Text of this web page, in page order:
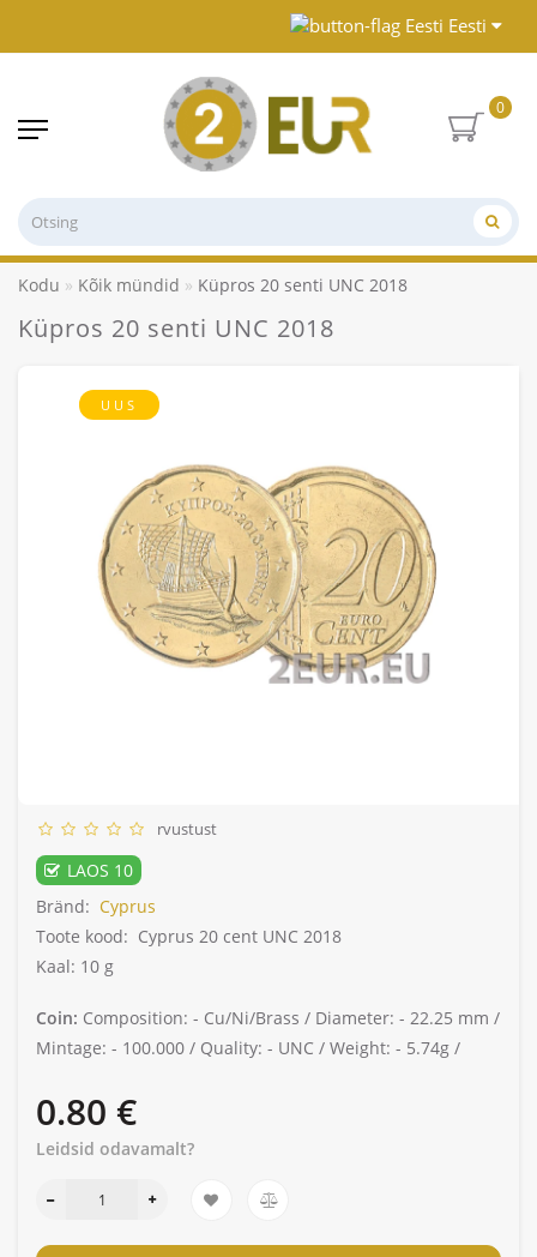
Eesti
0
Kodu Kõik mündid Küpros 20 senti UNC 2018
Küpros 20 senti UNC 2018
UUS
rvustust
LAOS 10
Bränd: Cyprus
Toote kood: Cyprus 20 cent UNC 2018
Kaal: 10 g
Coin: Composition: - Cu/Ni/Brass / Diameter: - 22.25 mm /
Mintage: - 100.000 / Quality: - UNC / Weight: - 5.74g /
0.80 €
Leidsid odavamalt?